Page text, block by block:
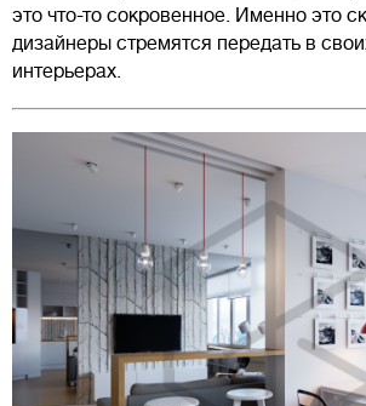
это что-то сокровенное. Именно это
дизайнеры стремятся передать в
интерьерах.